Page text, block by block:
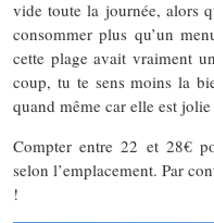
vide toute la journée, alors
consommer plus qu’un
cette plage avait vraiment
coup, tu te sens moins la
quand même car elle est jolie
Compter entre 22 et 28€
selon l’emplacement. Par
!